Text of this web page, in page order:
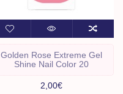
Golden Rose Extreme Gel
Shine Nail Color 20
2,00€